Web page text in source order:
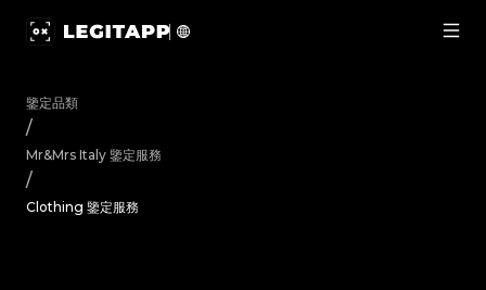
鑒定品類
/
Mr&Mrs Italy 鑒定服務
/
Clothing 鑒定服務